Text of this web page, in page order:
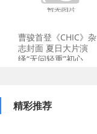
曹骏首登《CHIC》杂
志封面 夏日大片演
绎“无问轻重”初心
精彩推荐